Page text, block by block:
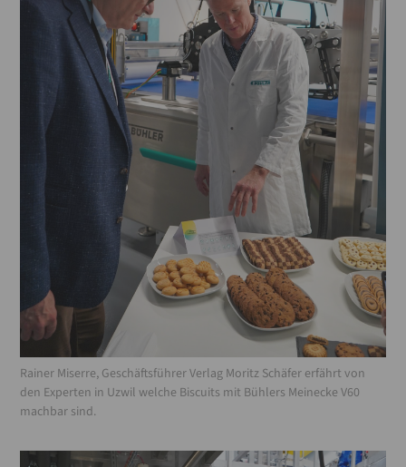
Rainer Miserre, Geschäftsführer Verlag Moritz Schäfer erfährt von
den Experten in Uzwil welche Biscuits mit Bühlers Meinecke V60
machbar sind.